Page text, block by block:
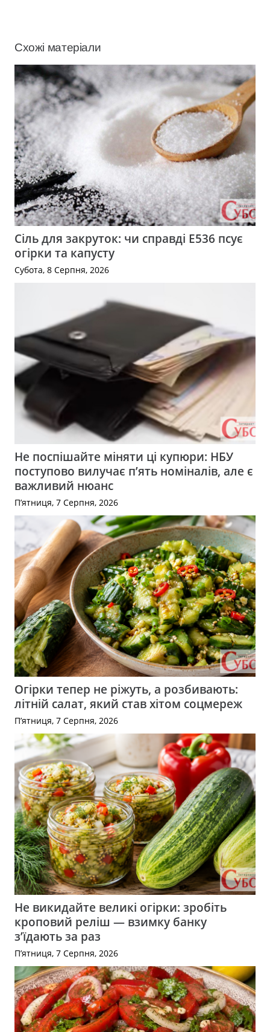
Схожі матеріали
Сіль для закруток: чи справді Е536 псує
огірки та капусту
Субота, 8 Серпня, 2026
Не поспішайте міняти ці купюри: НБУ
поступово вилучає п’ять номіналів, але є
важливий нюанс
П’ятниця, 7 Серпня, 2026
Огірки тепер не ріжуть, а розбивають:
літній салат, який став хітом соцмереж
П’ятниця, 7 Серпня, 2026
Не викидайте великі огірки: зробіть
кроповий реліш — взимку банку
з’їдають за раз
П’ятниця, 7 Серпня, 2026